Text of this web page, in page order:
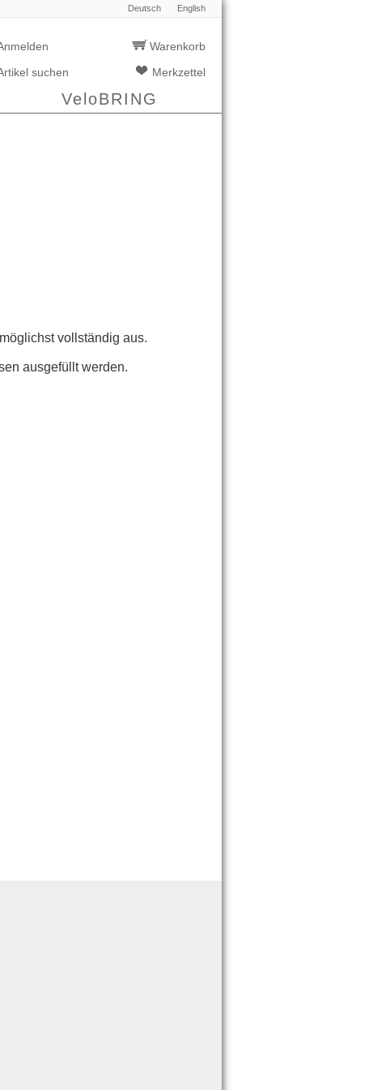
English
Deutsch
Warenkorb
suchen
Merkzettel
VeloBRING
vollständig aus.
ausgefüllt werden.